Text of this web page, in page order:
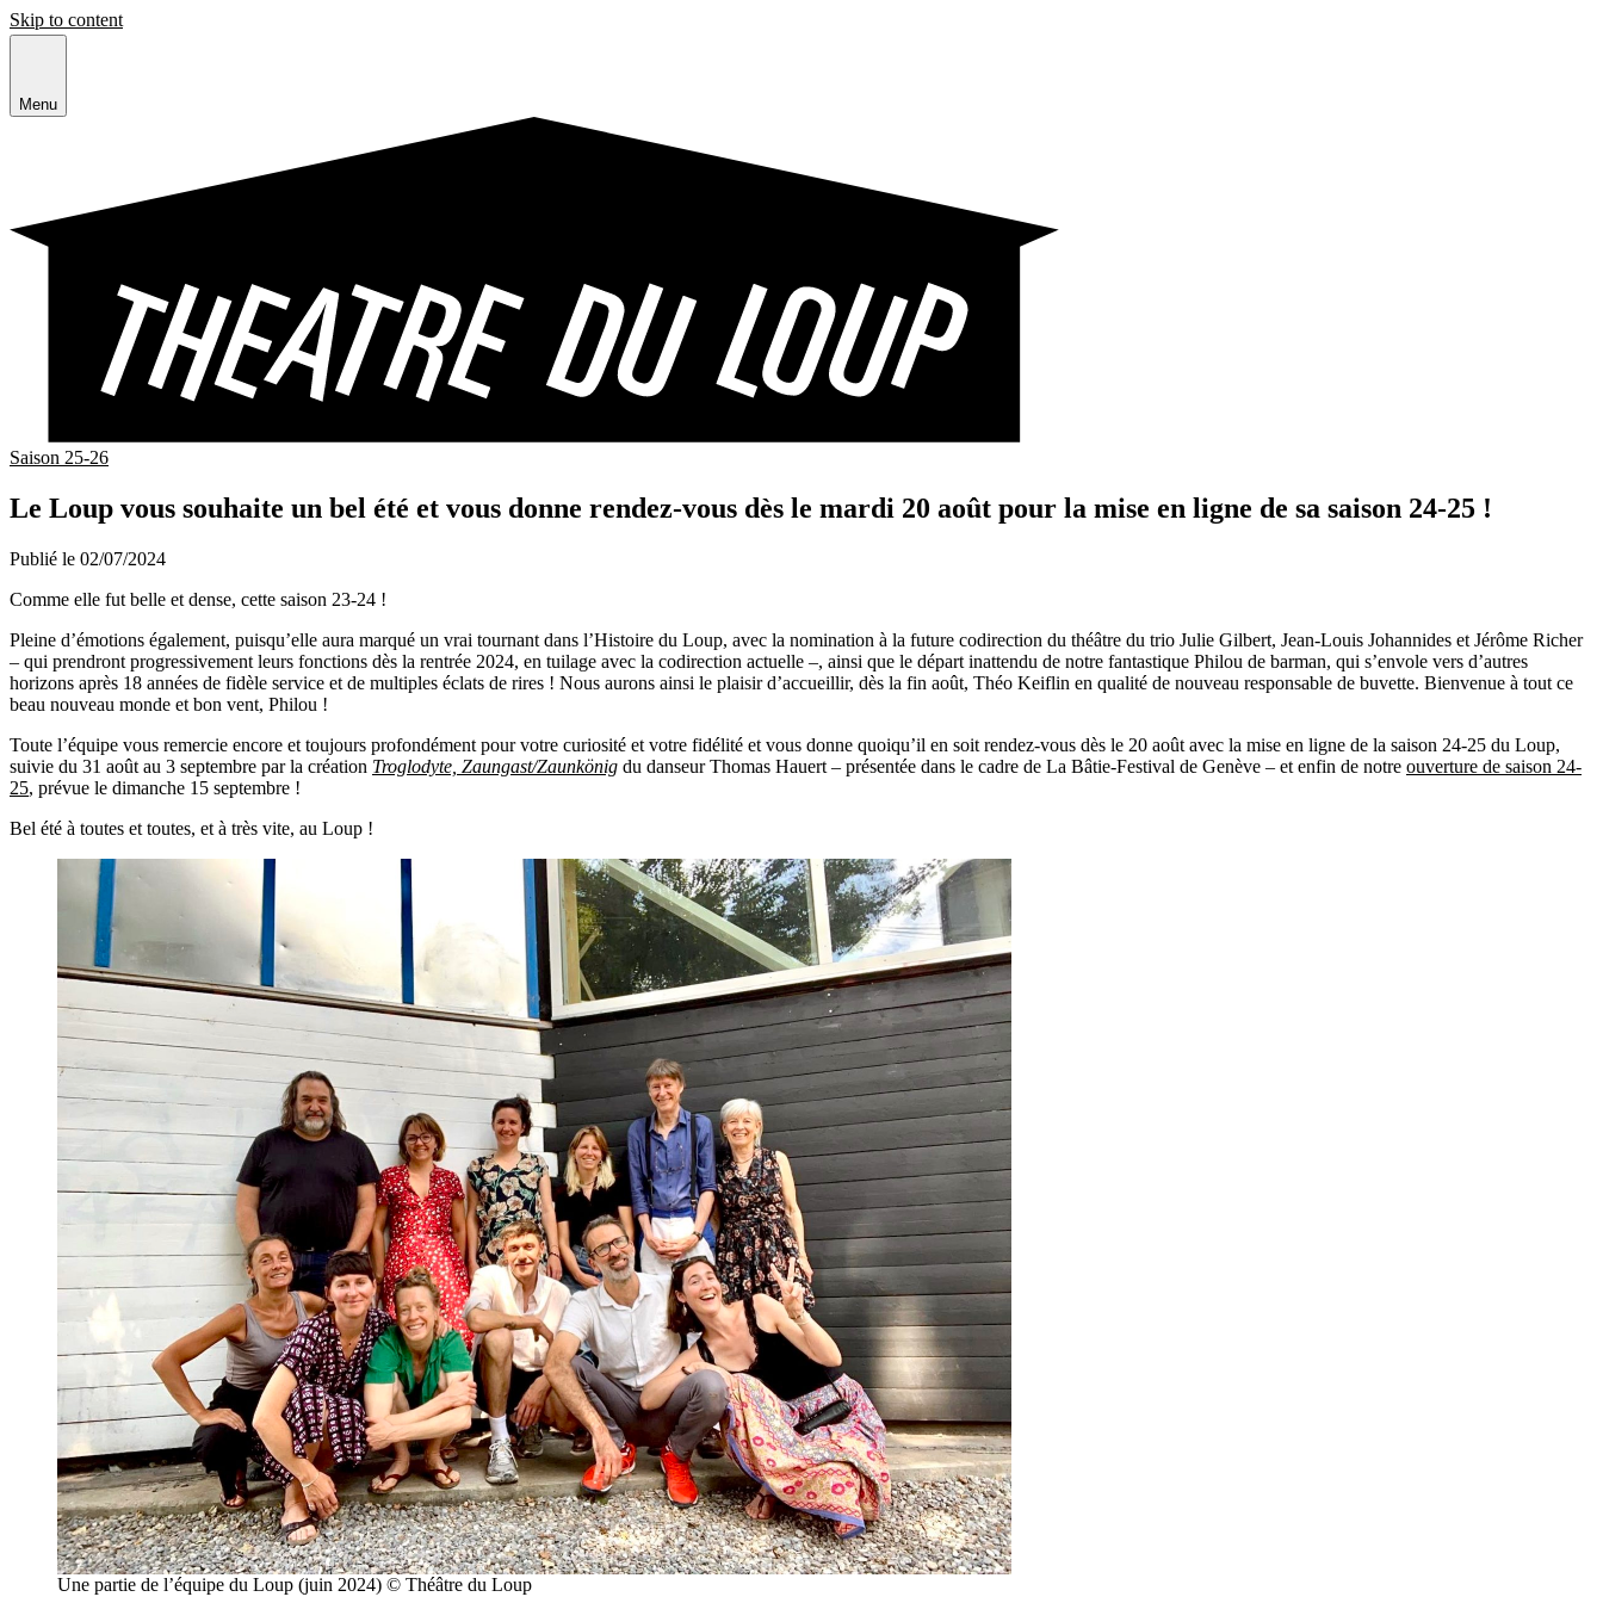
Skip to content
Menu
Saison 25-26
Le Loup vous souhaite un bel été et vous donne rendez-vous dès le mardi 20 août pour la mise en ligne de sa saison 24-25 !
Publié le 02/07/2024
Comme elle fut belle et dense, cette saison 23-24 !
Pleine d’émotions également, puisqu’elle aura marqué un vrai tournant dans l’Histoire du Loup, avec la nomination à la future codirection du théâtre du trio Julie Gilbert, Jean-Louis Johannides et Jérôme Richer
– qui prendront progressivement leurs fonctions dès la rentrée 2024, en tuilage avec la codirection actuelle –, ainsi que le départ inattendu de notre fantastique Philou de barman, qui s’envole vers d’autres
horizons après 18 années de fidèle service et de multiples éclats de rires ! Nous aurons ainsi le plaisir d’accueillir, dès la fin août, Théo Keiflin en qualité de nouveau responsable de buvette. Bienvenue à tout ce
beau nouveau monde et bon vent, Philou !
Toute l’équipe vous remercie encore et toujours profondément pour votre curiosité et votre fidélité et vous donne quoiqu’il en soit rendez-vous dès le 20 août avec la mise en ligne de la saison 24-25 du Loup,
suivie du 31 août au 3 septembre par la création Troglodyte, Zaungast/Zaunkönig du danseurThomas Hauert – présentée dans le cadre de La Bâtie-Festival de Genève – et enfin de notre ouverture de saison 24-
25, prévue le dimanche 15 septembre !
Bel été à toutes et toutes, et à très vite, au Loup !
Une partie de l’équipe du Loup (juin 2024) © Théâtre du Loup